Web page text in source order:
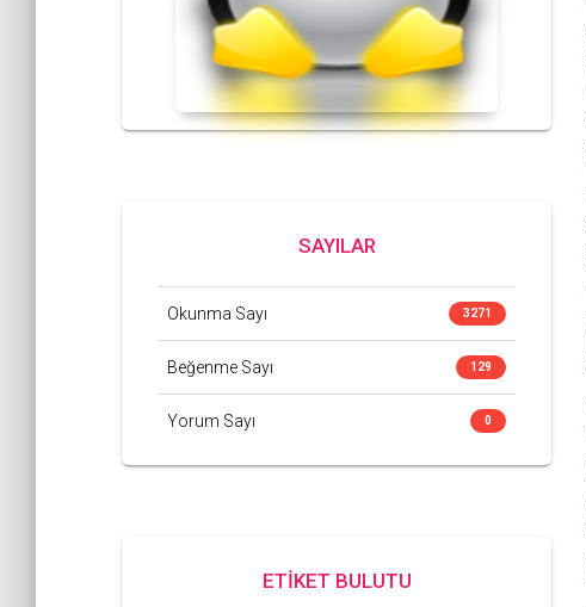
SAYILAR
Okunma Sayı 3271
Beğenme Sayı 129
Yorum Sayı 0
ETİKET BULUTU